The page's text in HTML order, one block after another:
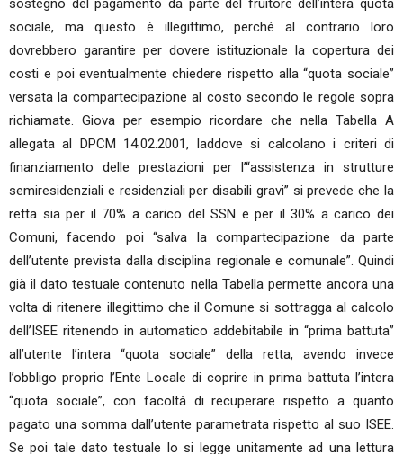
sostegno del pagamento da parte del fruitore dell’intera quota
sociale, ma questo è illegittimo, perché al contrario loro
dovrebbero garantire per dovere istituzionale la copertura dei
costi e poi eventualmente chiedere rispetto alla “quota sociale”
versata la compartecipazione al costo secondo le regole sopra
richiamate. Giova per esempio ricordare che nella Tabella A
allegata al DPCM 14.02.2001, laddove si calcolano i criteri di
finanziamento delle prestazioni per l’“assistenza in strutture
semiresidenziali e residenziali per disabili gravi” si prevede che la
retta sia per il 70% a carico del SSN e per il 30% a carico dei
Comuni, facendo poi “salva la compartecipazione da parte
dell’utente prevista dalla disciplina regionale e comunale”. Quindi
già il dato testuale contenuto nella Tabella permette ancora una
volta di ritenere illegittimo che il Comune si sottragga al calcolo
dell’ISEE ritenendo in automatico addebitabile in “prima battuta”
all’utente l’intera “quota sociale” della retta, avendo invece
l’obbligo proprio l’Ente Locale di coprire in prima battuta l’intera
“quota sociale”, con facoltà di recuperare rispetto a quanto
pagato una somma dall’utente parametrata rispetto al suo ISEE.
Se poi tale dato testuale lo si legge unitamente ad una lettura